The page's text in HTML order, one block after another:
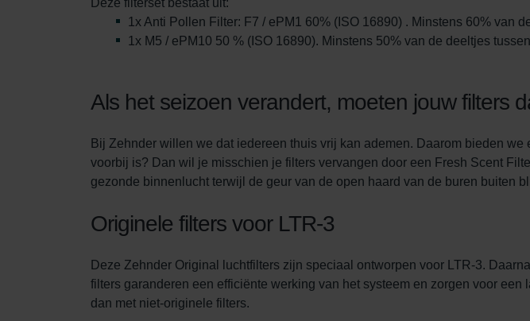
Zehnder Group Schweiz AG: Datenschutz
Zehnder Polska Sp. z o.o.: Oświadczenie o ochronie danych
Zehnder Group UK Limited: Privacy Policy
1x Anti Pollen Filter: F7 / ePM1 60% (ISO 16890) . Minstens 60% van
1x M5 / ePM10 50 % (ISO 16890). Minstens 50% van de deeltjes
Als het seizoen verandert, moeten jouw filters
Bij Zehnder willen we dat iedereen thuis vrij kan ademen. Daarom bieden
voorbij is? Dan wil je misschien je filters vervangen door een Fresh Scent
gezonde binnenlucht terwijl de geur van de open haard van de buren buiten
Originele filters voor LTR-3
Deze Zehnder Original luchtfilters zijn speciaal ontworpen voor LTR-3.
filters garanderen een efficiënte werking van het systeem en zorgen voor
dan met niet-originele filters.